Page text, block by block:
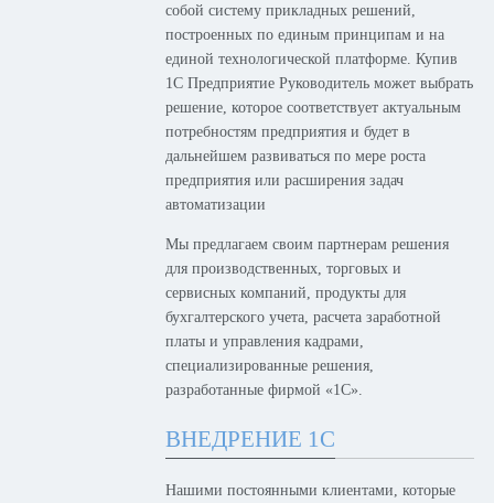
собой систему прикладных решений,
построенных по единым принципам и на
единой технологической платформе. Купив
1С Предприятие Руководитель может выбрать
решение, которое соответствует актуальным
потребностям предприятия и будет в
дальнейшем развиваться по мере роста
предприятия или расширения задач
автоматизации
Мы предлагаем своим партнерам решения
для производственных, торговых и
сервисных компаний, продукты для
бухгалтерского учета, расчета заработной
платы и управления кадрами,
специализированные решения,
разработанные фирмой «1С».
ВНЕДРЕНИЕ 1С
Нашими постоянными клиентами, которые